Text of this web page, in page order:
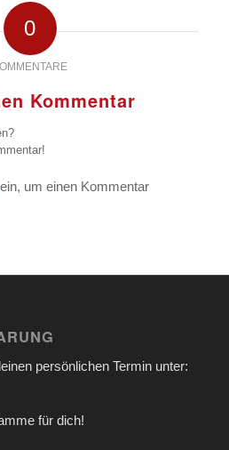
0
Kommentar
um einen Kommentar
persönlichen Termin unter:
für dich!